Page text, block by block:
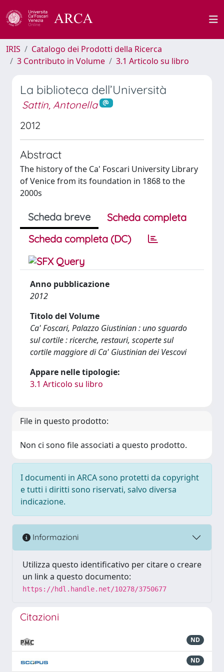
IRIS
Catalogo dei Prodotti della Ricerca
3 Contributo in Volume
3.1 Articolo su libro
La biblioteca dell’Università
Sattin, Antonella
2012
Abstract
The history of the Ca' Foscari University Library
of Venice from its foundation in 1868 to the
2000s
Scheda breve
Scheda completa
Scheda completa (DC)
Anno pubblicazione
2012
Titolo del Volume
Ca' Foscari, Palazzo Giustinian : uno sguardo
sul cortile : ricerche, restauri, scoperte sul
cortile maggiore di Ca' Giustinian dei Vescovi
Appare nelle tipologie:
3.1 Articolo su libro
File in questo prodotto:
Non ci sono file associati a questo prodotto.
I documenti in ARCA sono protetti da copyright
e tutti i diritti sono riservati, salvo diversa
indicazione.
Informazioni
Utilizza questo identificativo per citare o creare
un link a questo documento:
https://hdl.handle.net/10278/3750677
Citazioni
ND
ND